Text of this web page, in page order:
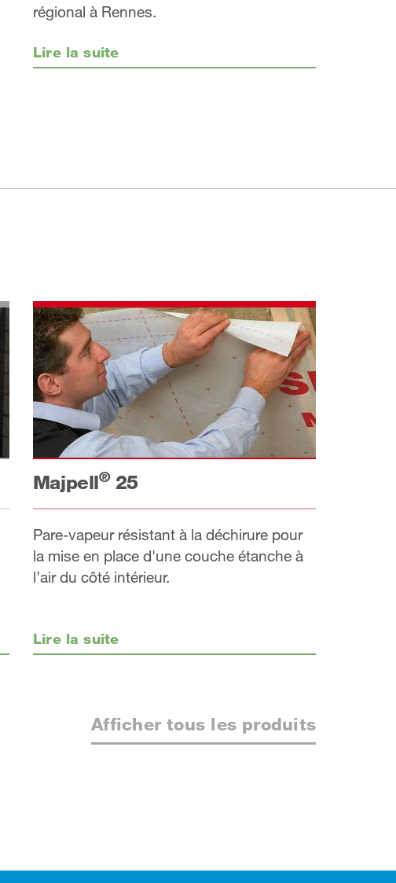
régional à Rennes.
Lire la suite
Majpell®25
Pare-vapeur résistant à la déchirure pour
la mise en place d'une couche étanche à
l’air du côté intérieur.
Lire la suite
Afficher tous les produits